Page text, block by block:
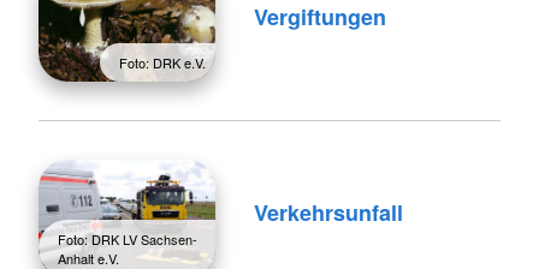
Foto: DRK e.V.
Vergiftungen
Foto: DRK LV Sachsen-
Anhalt e.V.
Verkehrsunfall